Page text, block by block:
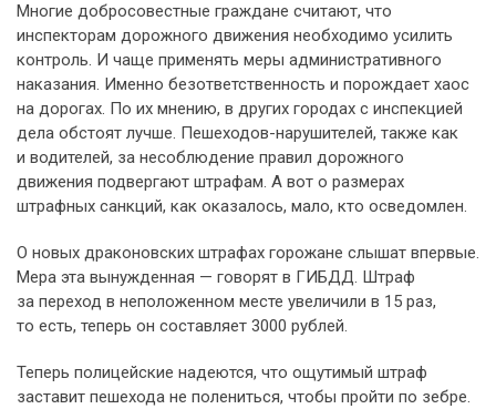
Многие добросовестные граждане считают, что
инспекторам дорожного движения необходимо усилить
контроль. И чаще применять меры административного
наказания. Именно безответственность и порождает хаос
на дорогах. По их мнению, в других городах с инспекцией
дела обстоят лучше. Пешеходов-нарушителей, также как
и водителей, за несоблюдение правил дорожного
движения подвергают штрафам. А вот о размерах
штрафных санкций, как оказалось, мало, кто осведомлен.
О новых драконовских штрафах горожане слышат впервые.
Мера эта вынужденная — говорят в ГИБДД. Штраф
за переход в неположенном месте увеличили в 15 раз,
то есть, теперь он составляет 3000 рублей.
Теперь полицейские надеются, что ощутимый штраф
заставит пешехода не полениться, чтобы пройти по зебре.